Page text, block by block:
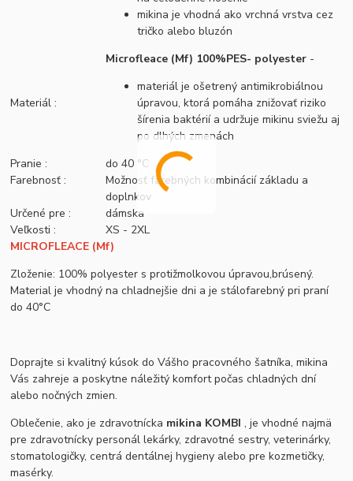
mikina je vhodná ako vrchná vrstva cez
tričko alebo bluzón
Materiál :
Microfleace (Mf) 100%PES- polyester -
materiál je ošetrený antimikrobiálnou
úpravou, ktorá pomáha znižovať riziko
šírenia baktérií a udržuje mikinu sviežu aj
po dlhých zmenách
Pranie :
do 40 °C
Farebnosť :
Možnosť farebných kombinácií základu a
doplnkov
Určené pre :
dámska
Veľkosti :
XS - 2XL
MICROFLEACE (Mf)
Zloženie: 100% polyester s protižmolkovou úpravou,brúsený.
Material je vhodný na chladnejšie dni a je stálofarebný pri praní
do 40°C
Doprajte si kvalitný kúsok do Vášho pracovného šatníka, mikina
Vás zahreje a poskytne náležitý komfort počas chladných dní
alebo nočných zmien.
Oblečenie, ako je zdravotnícka mikina KOMBI , je vhodné najmä
pre zdravotnícky personál lekárky, zdravotné sestry, veterinárky,
stomatologičky, centrá dentálnej hygieny alebo pre kozmetičky,
masérky.